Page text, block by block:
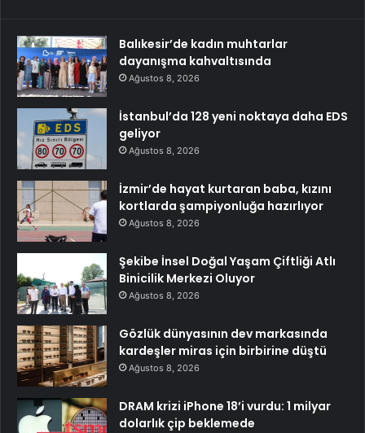
Balıkesir’de kadın muhtarlar
dayanışma kahvaltısında
Ağustos 8, 2026
İstanbul’da 128 yeni noktaya daha EDS
geliyor
Ağustos 8, 2026
İzmir’de hayat kurtaran baba, kızını
kortlarda şampiyonluğa hazırlıyor
Ağustos 8, 2026
Şekibe İnsel Doğal Yaşam Çiftliği Atlı
Binicilik Merkezi Oluyor
Ağustos 8, 2026
Gözlük dünyasının dev markasında
kardeşler miras için birbirine düştü
Ağustos 8, 2026
DRAM krizi iPhone 18’i vurdu: 1 milyar
dolarlık çip beklemede